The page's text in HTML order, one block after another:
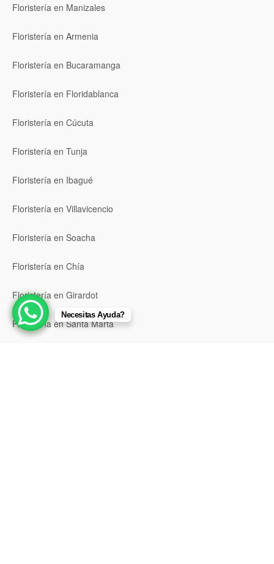
Floristería en Manizales
Floristería en Armenia
Floristería en Bucaramanga
Floristería en Floridablanca
Floristería en Cúcuta
Floristería en Tunja
Floristería en Ibagué
Floristería en Villavicencio
Floristería en Soacha
Floristería en Chía
Floristería en Girardot
Floristería en Santa Marta
Necesitas Ayuda?